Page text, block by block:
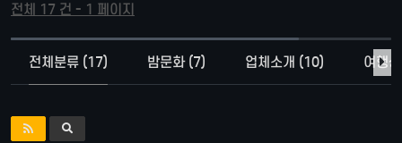
전체 17 건 - 1 페이지
전체분류 (17) 밤문화 (7) 업체소개 (10) 여행